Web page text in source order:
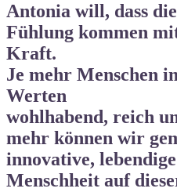
Antonia will, dass
Fühlung kommen
Kraft.
Je mehr Menschen
Werten
wohlhabend, reich
mehr können wir
innovative,
Menschheit auf